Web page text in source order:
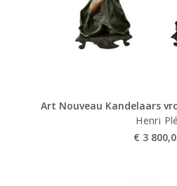
Art Nouveau Kandelaars
Henri Plé
€ 3